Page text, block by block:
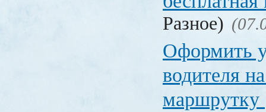
Разное)
Оформить
водителя
маршрутку